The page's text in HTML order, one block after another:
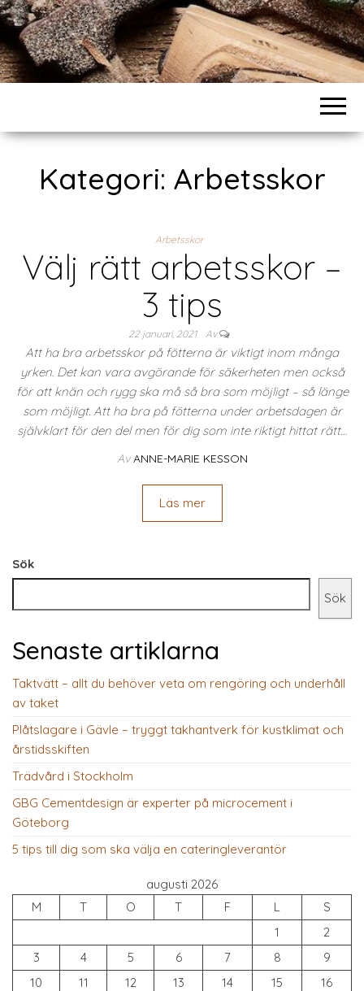
Kategori: Arbetsskor
Arbetsskor
Välj rätt arbetsskor –
3 tips
22 januari, 2021 Av
Att ha bra arbetsskor på fötterna är viktigt inom många
yrken. Det kan vara avgörande för säkerheten men också
för att knän och rygg ska må så bra som möjligt – så länge
som möjligt. Att ha bra på fötterna under arbetsdagen är
självklart för den del men för dig som inte riktigt hittat rätt…
Av ANNE-MARIE KESSON
Läs mer
Sök
Sök
Senaste artiklarna
Taktvätt – allt du behöver veta om rengöring och underhåll
av taket
Plåtslagare i Gävle – tryggt takhantverk för kustklimat och
årstidsskiften
Trädvård i Stockholm
GBG Cementdesign är experter på microcement i
Göteborg
5 tips till dig som ska välja en cateringleverantör
augusti 2026
M
T O T F L
S
1
2
3
4 5 6 7 8
9
10
11 12 13 14 15
16